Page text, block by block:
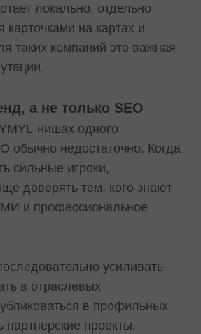
локально, отдельно
карточками на картах и
таких компаний это важная
а не только SEO
нишах одного
обычно недостаточно. Когда
сильные игроки,
доверять тем, кого знают
и профессиональное
усиливать
в отраслевых
в профильных
партнерские проекты,